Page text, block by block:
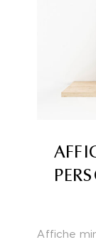
Affiche